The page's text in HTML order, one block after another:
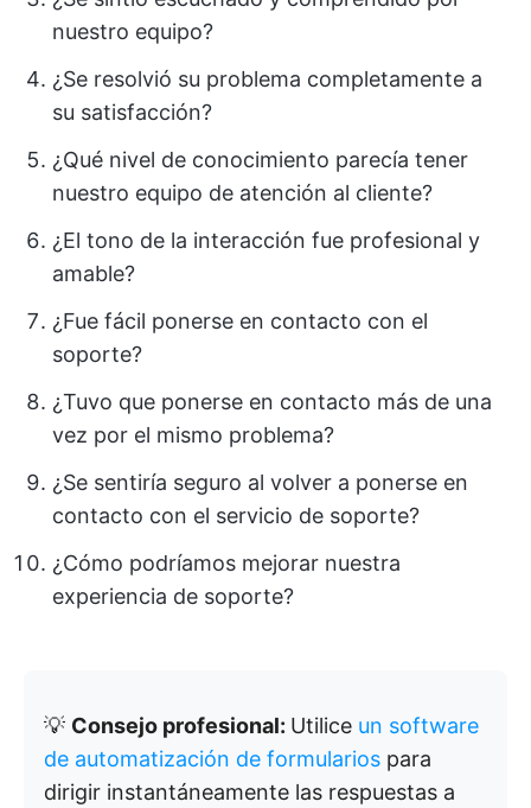
nuestro equipo?
¿Se resolvió su problema completamente a
su satisfacción?
¿Qué nivel de conocimiento parecía tener
nuestro equipo de atención al cliente?
¿El tono de la interacción fue profesional y
amable?
¿Fue fácil ponerse en contacto con el
soporte?
¿Tuvo que ponerse en contacto más de una
vez por el mismo problema?
¿Se sentiría seguro al volver a ponerse en
contacto con el servicio de soporte?
¿Cómo podríamos mejorar nuestra
experiencia de soporte?
💡 Consejo profesional: Utilice un software
de automatización de formularios para
dirigir instantáneamente las respuestas a